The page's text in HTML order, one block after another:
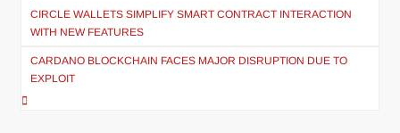
CIRCLE WALLETS SIMPLIFY SMART CONTRACT INTERACTION
WITH NEW FEATURES
CARDANO BLOCKCHAIN FACES MAJOR DISRUPTION DUE TO
EXPLOIT